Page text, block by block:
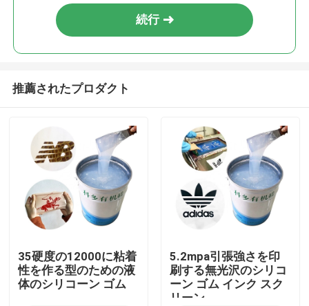
続行
推薦されたプロダクト
35硬度の12000に粘着
性を作る型のための液
体のシリコーン ゴム
5.2mpa引張強さを印
刷する無光沢のシリコ
ーン ゴム インク スク
リーン